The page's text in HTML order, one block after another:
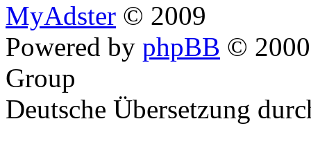
MyAdster © 2009
Powered by phpBB ©
Group
Deutsche Übersetzung